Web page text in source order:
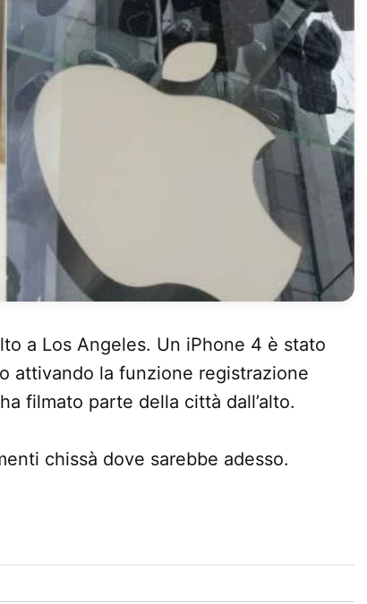
a Los Angeles. Un iPhone 4 è stato
attivando la funzione registrazione
filmato parte della città dall’alto.
chissà dove sarebbe adesso.